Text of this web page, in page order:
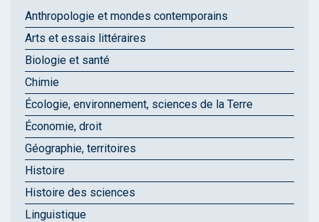
Anthropologie et mondes contemporains
Arts et essais littéraires
Biologie et santé
Chimie
Écologie, environnement, sciences de la Terre
Économie, droit
Géographie, territoires
Histoire
Histoire des sciences
Linguistique